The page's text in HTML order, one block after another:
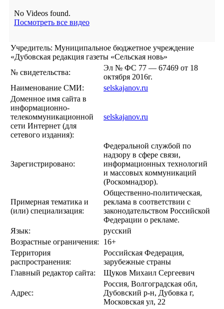
No Videos found.
Посмотреть все видео
Учредитель: Муниципальное бюджетное учреждение
«Дубовская редакция газеты «Сельская новь»
№ свидетельства:
Эл № ФС 77 — 67469 от 18
октября 2016г.
Наименование СМИ:
selskajanov.ru
Доменное имя сайта в
информационно-
телекоммуникационной
сети Интернет (для
сетевого издания):
selskajanov.ru
Зарегистрировано:
Федеральной службой по
надзору в сфере связи,
информационных технологий
и массовых коммуникаций
(Роскомнадзор).
Примерная тематика и
(или) специализация:
Общественно-политическая,
реклама в соответствии с
законодательством Российской
Федерации о рекламе.
Язык:
русский
Возрастные ограничения:
16+
Территория
распространения:
Российская Федерация,
зарубежные страны
Главный редактор сайта:
Щуков Михаил Сергеевич
Адрес:
Россия, Волгоградская обл,
Дубовский р-н, Дубовка г,
Московская ул, 22